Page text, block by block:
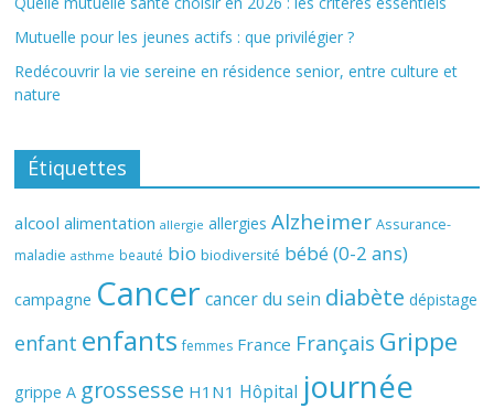
Mutuelle pour les jeunes actifs : que privilégier ?
Redécouvrir la vie sereine en résidence senior, entre culture et
nature
Étiquettes
alcool alimentation allergie allergies Alzheimer Assurance-
maladie asthme beauté bio biodiversité bébé (0-2 ans)
campagne Cancer cancer du sein diabète dépistage
enfant enfants femmes France Français Grippe
grippe A grossesse H1N1 Hôpital journée